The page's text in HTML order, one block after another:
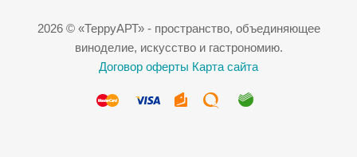
2026 © «ТерруАРТ» - пространство, объединяющее
виноделие, искусство и гастрономию.
Договор оферты Карта сайта